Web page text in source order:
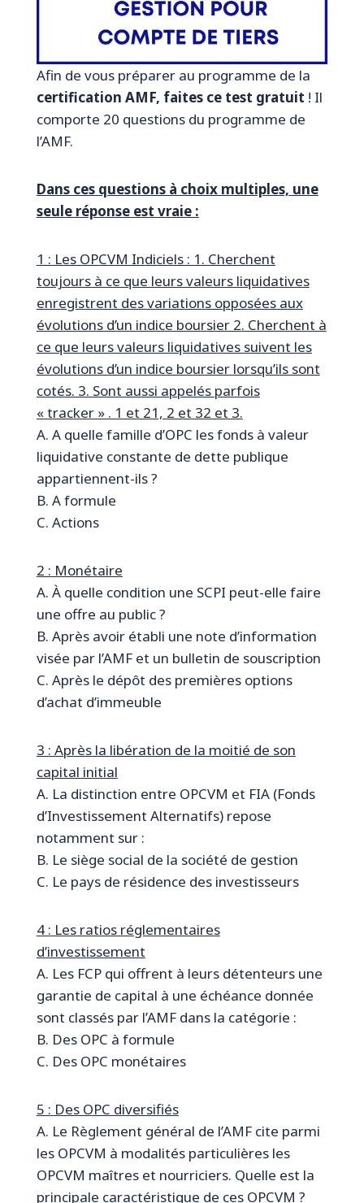
Afin de vous préparer au programme de la
certification AMF, faites ce test gratuit ! Il
comporte 20 questions du programme de
l’AMF.
Dans ces questions à choix multiples, une
seule réponse est vraie :
1 : Les OPCVM Indiciels : 1. Cherchent
toujours à ce que leurs valeurs liquidatives
enregistrent des variations opposées aux
évolutions d’un indice boursier 2. Cherchent à
ce que leurs valeurs liquidatives suivent les
évolutions d’un indice boursier lorsqu’ils sont
cotés. 3. Sont aussi appelés parfois
« tracker » . 1 et 21, 2 et 32 et 3.
A. A quelle famille d’OPC les fonds à valeur
liquidative constante de dette publique
appartiennent-ils ?
B. A formule
C. Actions
2 : Monétaire
A. À quelle condition une SCPI peut-elle faire
une offre au public ?
B. Après avoir établi une note d’information
visée par l’AMF et un bulletin de souscription
C. Après le dépôt des premières options
d’achat d’immeuble
3 : Après la libération de la moitié de son
capital initial
A. La distinction entre OPCVM et FIA (Fonds
d’Investissement Alternatifs) repose
notamment sur :
B. Le siège social de la société de gestion
C. Le pays de résidence des investisseurs
4 : Les ratios réglementaires
d’investissement
A. Les FCP qui offrent à leurs détenteurs une
garantie de capital à une échéance donnée
sont classés par l’AMF dans la catégorie :
B. Des OPC à formule
C. Des OPC monétaires
5 : Des OPC diversifiés
A. Le Règlement général de l’AMF cite parmi
les OPCVM à modalités particulières les
OPCVM maîtres et nourriciers. Quelle est la
principale caractéristique de ces OPCVM ?